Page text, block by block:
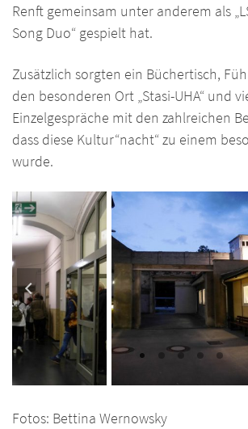
Renft gemeinsam unter anderem als
Song Duo“ gespielt hat.
Zusätzlich sorgten ein Büchertisch,
den besonderen Ort „Stasi-UHA“ und
Einzelgespräche mit den zahlreichen
dass diese Kultur“nacht“ zu einem
wurde.
Fotos: Bettina Wernowsky